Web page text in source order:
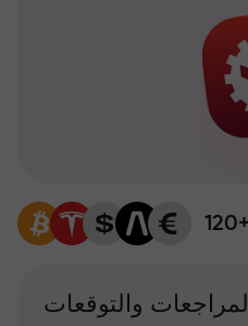
المراجعات والتوقعات